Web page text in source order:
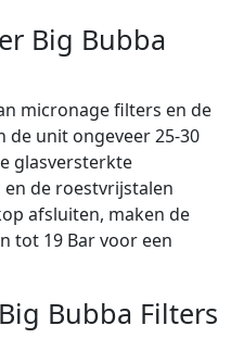
Big Bubba
micronage filters en de
de unit ongeveer 25-30
glasversterkte
de roestvrijstalen
afsluiten, maken de
tot 19 Bar voor een
Bubba Filters